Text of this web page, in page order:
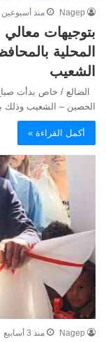
Nagep منذ أسبوعين
بتوجيهات معالي
المحلية
الشعيب
الضالع / خاص بدأت
الحصين – الشعيب وذلك
أكمل القراءة »
Nagep منذ 3 أسابيع